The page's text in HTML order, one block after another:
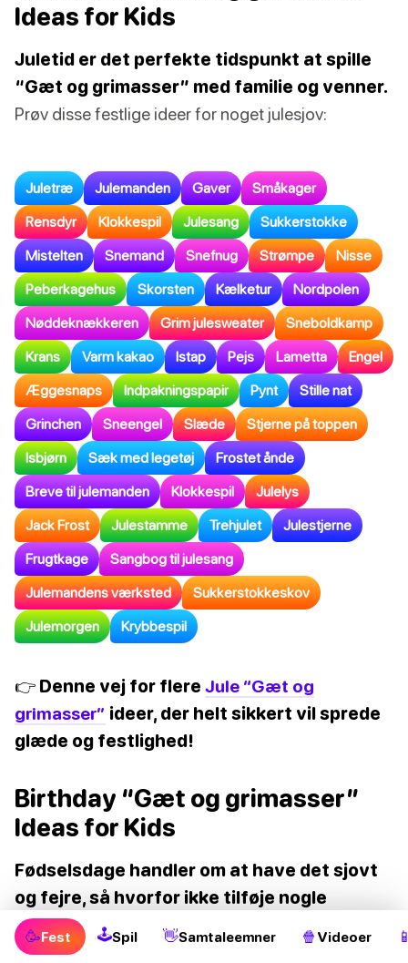
Ideas for Kids
Juletid er det perfekte tidspunkt at spille
“Gæt og grimasser” med familie og venner.
Prøv disse festlige ideer for noget julesjov:
Juletræ Julemanden Gaver Småkager
Rensdyr Klokkespil Julesang Sukkerstokke
Mistelten Snemand Snefnug Strømpe Nisse
Peberkagehus Skorsten Kælketur Nordpolen
Nøddeknækkeren Grim julesweater Sneboldkamp
Krans Varm kakao Istap Pejs Lametta Engel
Æggesnaps Indpakningspapir Pynt Stille nat
Grinchen Sneengel Slæde Stjerne på toppen
Isbjørn Sæk med legetøj Frostet ånde
Breve til julemanden Klokkespil Julelys
Jack Frost Julestamme Trehjulet Julestjerne
Frugtkage Sangbog til julesang
Julemandens værksted Sukkerstokkeskov
Julemorgen Krybbespil
👉 Denne vej for flere Jule “Gæt og
grimasser” ideer, der helt sikkert vil sprede
glæde og festlighed!
Birthday “Gæt og grimasser”
Ideas for Kids
Fødselsdage handler om at have det sjovt
og fejre, så hvorfor ikke tilføje nogle
fødselsdagstema “Gæt og grimasser”
ideer til festen?
🥳Fest 🕹Spil 👋Samtaleemner 🍿 Videoer